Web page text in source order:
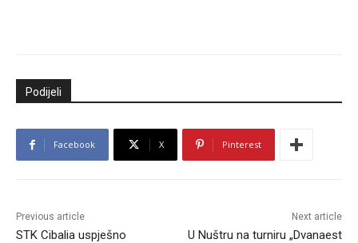
Podijeli
Facebook X Pinterest
Previous article
STK Cibalia uspješno
Next article
U Nuštru na turniru „Dvanaest